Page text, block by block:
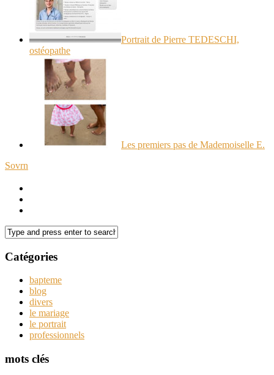
Portrait de Pierre TEDESCHI,
ostéopathe
Les premiers pas de Mademoiselle E.
Sovrn
Catégories
bapteme
blog
divers
le mariage
le portrait
professionnels
mots clés